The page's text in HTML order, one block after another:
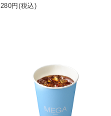
280円(税込)